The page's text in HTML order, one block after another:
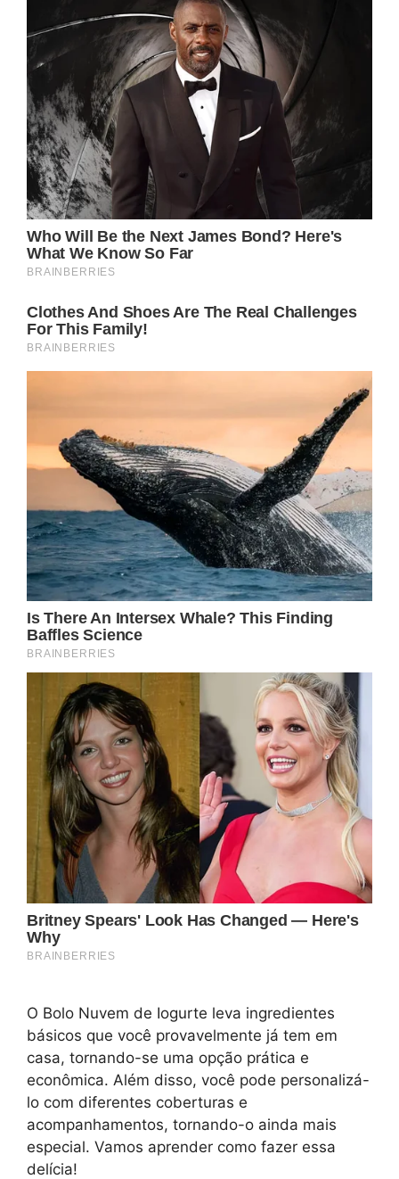
O Bolo Nuvem de Iogurte leva ingredientes
básicos que você provavelmente já tem em
casa, tornando-se uma opção prática e
econômica. Além disso, você pode personalizá-
lo com diferentes coberturas e
acompanhamentos, tornando-o ainda mais
especial. Vamos aprender como fazer essa
delícia!